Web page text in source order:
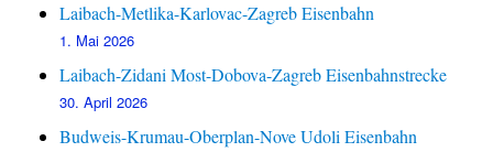
Laibach-Metlika-Karlovac-Zagreb Eisenbahn
1. Mai 2026
Laibach-Zidani Most-Dobova-Zagreb Eisenbahnstrecke
30. April 2026
Budweis-Krumau-Oberplan-Nove Udoli Eisenbahn